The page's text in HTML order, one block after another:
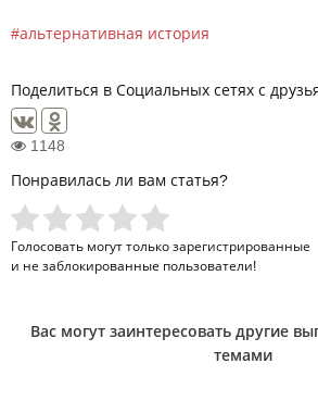
альтернативная история
Поделиться в Социальных сетях с
1148
Понравилась ли вам статья?
Голосовать могут только зарегистрированные
и не заблокированные пользователи!
Вас могут заинтересовать другие
темами